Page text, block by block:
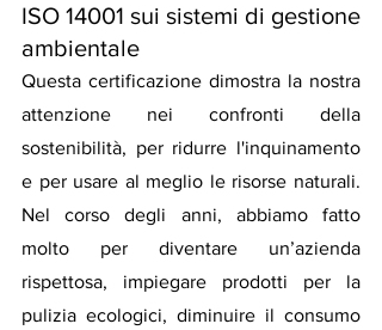
ISO 14001 sui sistemi di gestione
ambientale
Questa certificazione dimostra la nostra
attenzione nei confronti della
sostenibilità, per ridurre l'inquinamento
e per usare al meglio le risorse naturali.
Nel corso degli anni, abbiamo fatto
molto per diventare un’azienda
rispettosa, impiegare prodotti per la
pulizia ecologici, diminuire il consumo